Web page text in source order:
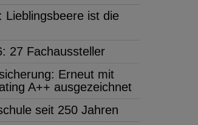
Lieblingsbeere ist die
27 Fachaussteller
Erneut mit
A++ ausgezeichnet
seit 250 Jahren